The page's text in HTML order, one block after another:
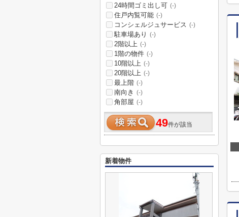
24時間ゴミ出し可 (-)
住戸内覧可能 (-)
コンシェルジュサービス (-)
駐車場あり (-)
2階以上 (-)
1階の物件 (-)
10階以上 (-)
20階以上 (-)
最上階 (-)
南向き (-)
角部屋 (-)
49件が該当
新着物件